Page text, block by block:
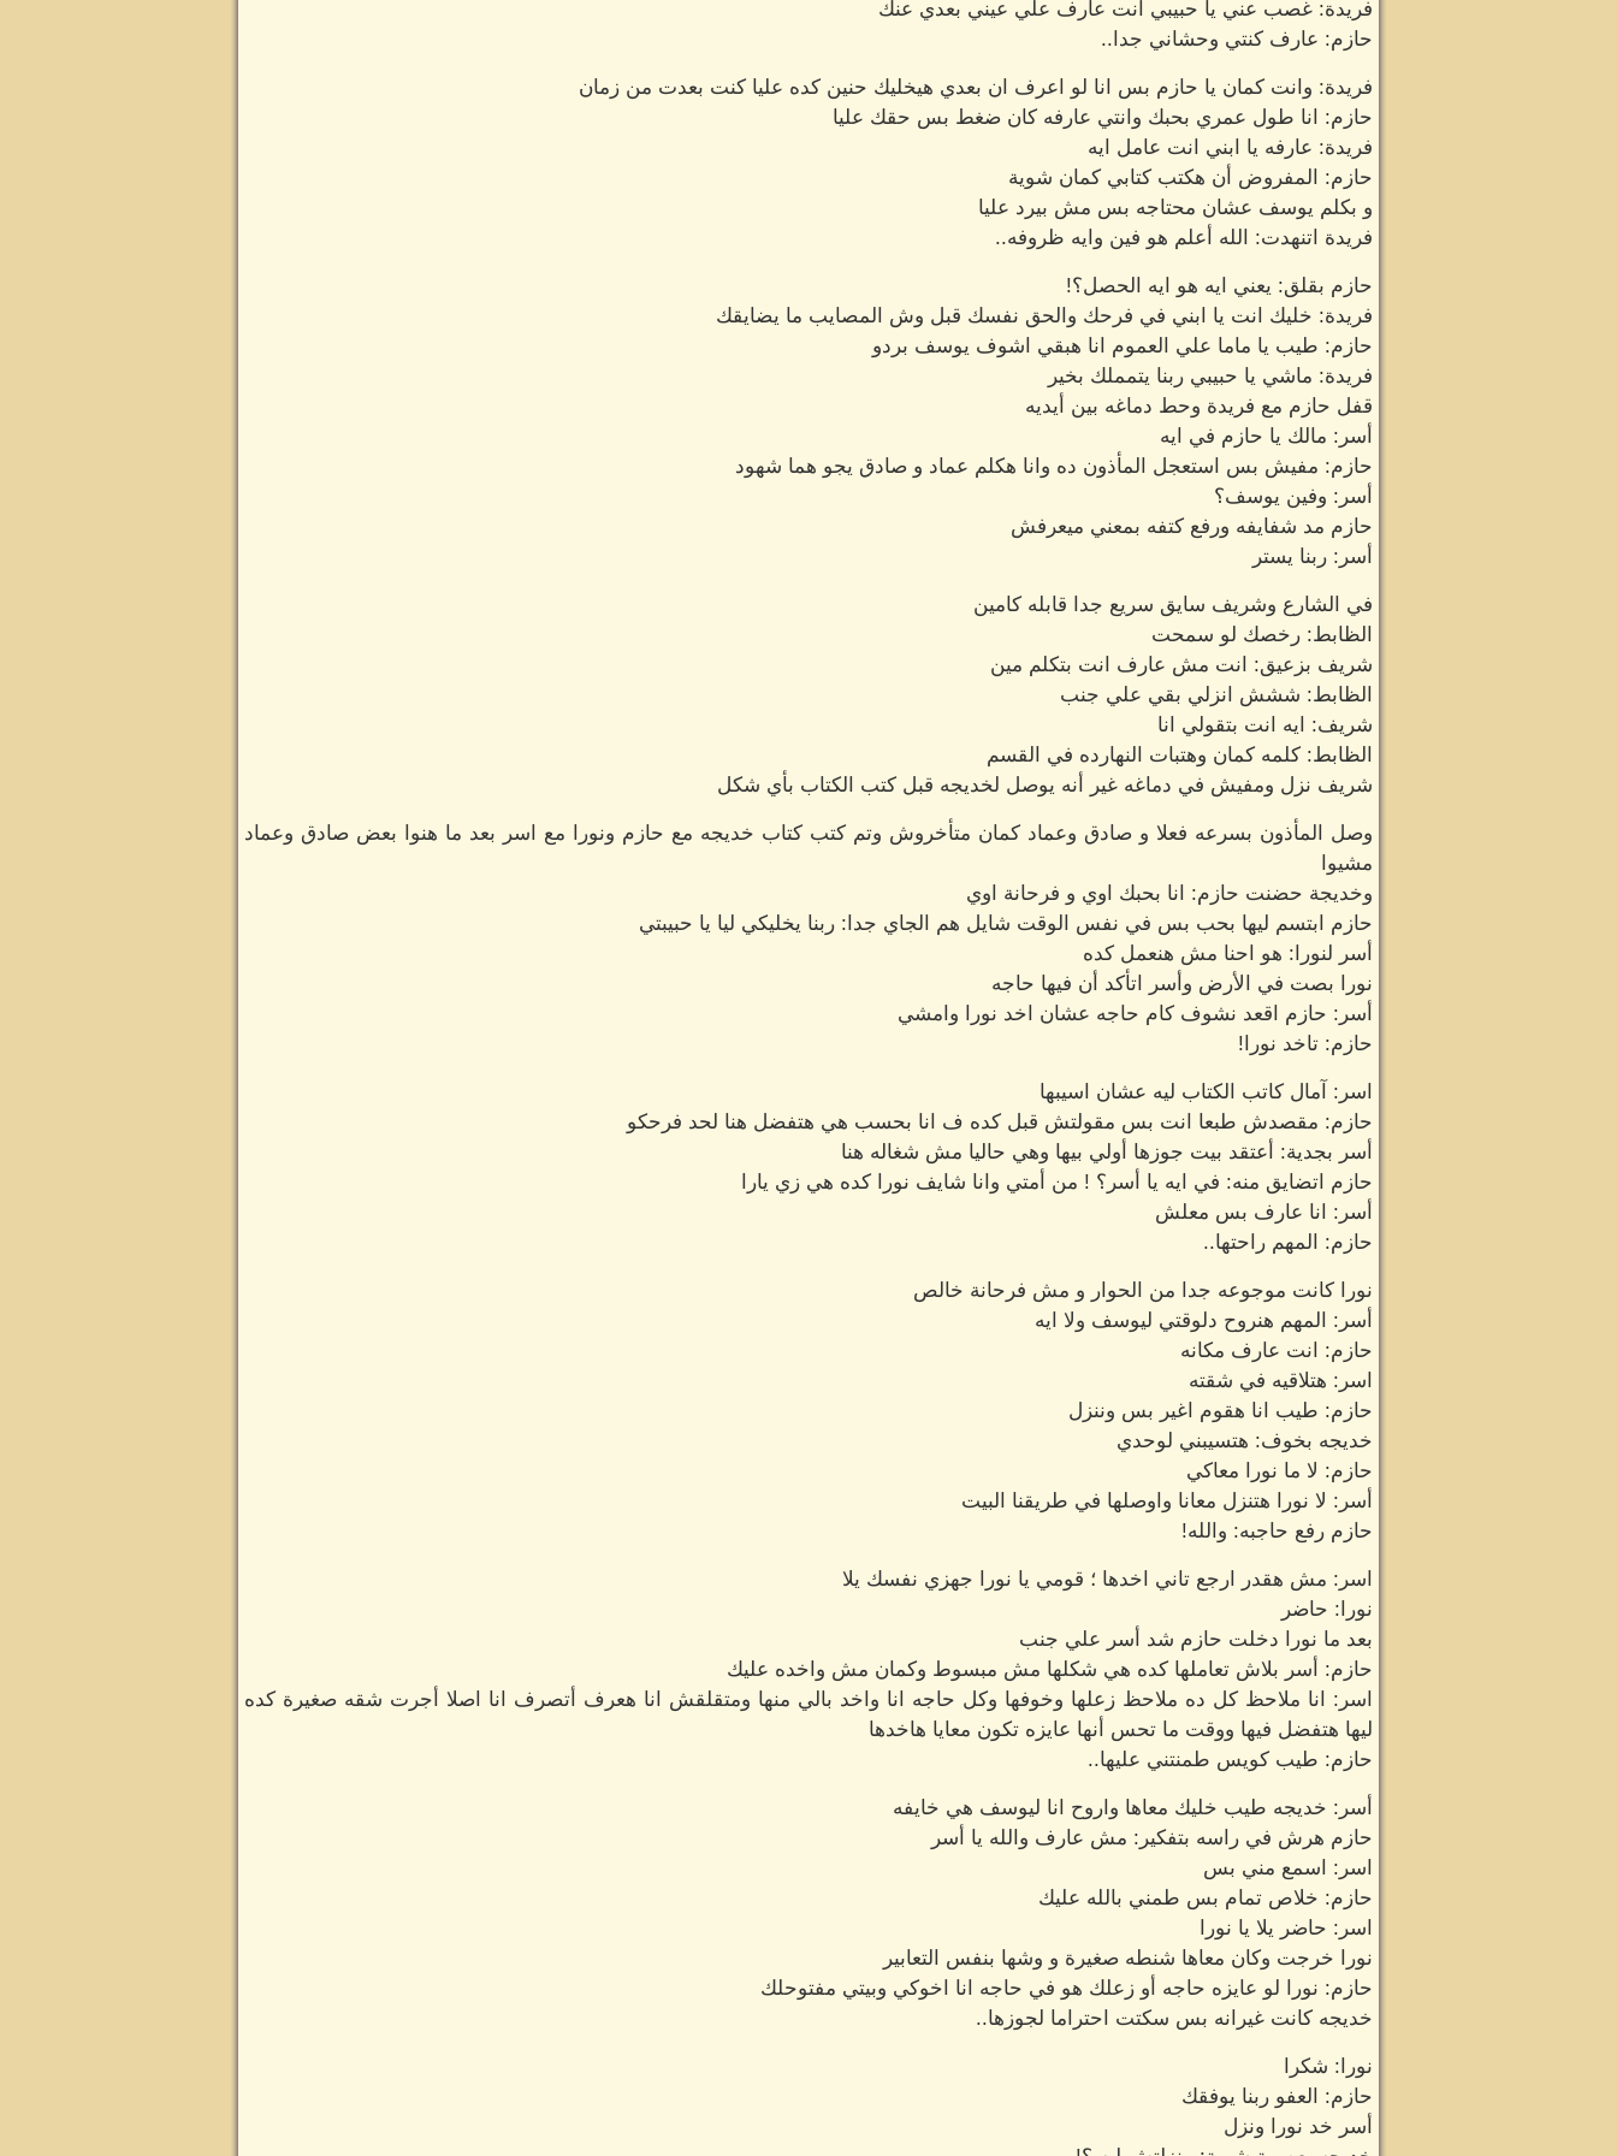
فريدة: غصب عني يا حبيبي انت عارف علي عيني بعدي عنك
حازم: عارف كنتي وحشاني جدا..
فريدة: وانت كمان يا حازم بس انا لو اعرف ان بعدي هيخليك حنين كده عليا كنت بعدت من زمان
حازم: انا طول عمري بحبك وانتي عارفه كان ضغط بس حقك عليا
فريدة: عارفه يا ابني انت عامل ايه
حازم: المفروض أن هكتب كتابي كمان شوية
و بكلم يوسف عشان محتاجه بس مش بيرد عليا
فريدة اتنهدت: الله أعلم هو فين وايه ظروفه..
حازم بقلق: يعني ايه هو ايه الحصل؟!
فريدة: خليك انت يا ابني في فرحك والحق نفسك قبل وش المصايب ما يضايقك
حازم: طيب يا ماما علي العموم انا هبقي اشوف يوسف بردو
فريدة: ماشي يا حبيبي ربنا يتمملك بخير
قفل حازم مع فريدة وحط دماغه بين أيديه
أسر: مالك يا حازم في ايه
حازم: مفيش بس استعجل المأذون ده وانا هكلم عماد و صادق يجو هما شهود
أسر: وفين يوسف؟
حازم مد شفايفه ورفع كتفه بمعني ميعرفش
أسر: ربنا يستر
في الشارع وشريف سايق سريع جدا قابله كامين
الظابط: رخصك لو سمحت
شريف بزعيق: انت مش عارف انت بتكلم مين
الظابط: ششش انزلي بقي علي جنب
شريف: ايه انت بتقولي انا
الظابط: كلمه كمان وهتبات النهارده في القسم
شريف نزل ومفيش في دماغه غير أنه يوصل لخديجه قبل كتب الكتاب بأي شكل
وصل المأذون بسرعه فعلا و صادق وعماد كمان متأخروش وتم كتب كتاب خديجه مع حازم ونورا مع اسر بعد ما هنوا بعض صادق وعماد
مشيوا
وخديجة حضنت حازم: انا بحبك اوي و فرحانة اوي
حازم ابتسم ليها بحب بس في نفس الوقت شايل هم الجاي جدا: ربنا يخليكي ليا يا حبيبتي
أسر لنورا: هو احنا مش هنعمل كده
نورا بصت في الأرض وأسر اتأكد أن فيها حاجه
أسر: حازم اقعد نشوف كام حاجه عشان اخد نورا وامشي
حازم: تاخد نورا!
اسر: آمال كاتب الكتاب ليه عشان اسيبها
حازم: مقصدش طبعا انت بس مقولتش قبل كده ف انا بحسب هي هتفضل هنا لحد فرحكو
أسر بجدية: أعتقد بيت جوزها أولي بيها وهي حاليا مش شغاله هنا
حازم اتضايق منه: في ايه يا أسر؟ ! من أمتي وانا شايف نورا كده هي زي يارا
أسر: انا عارف بس معلش
حازم: المهم راحتها..
نورا كانت موجوعه جدا من الحوار و مش فرحانة خالص
أسر: المهم هنروح دلوقتي ليوسف ولا ايه
حازم: انت عارف مكانه
اسر: هتلاقيه في شقته
حازم: طيب انا هقوم اغير بس وننزل
خديجه بخوف: هتسيبني لوحدي
حازم: لا ما نورا معاكي
أسر: لا نورا هتنزل معانا واوصلها في طريقنا البيت
حازم رفع حاجبه: والله!
اسر: مش هقدر ارجع تاني اخدها ؛ قومي يا نورا جهزي نفسك يلا
نورا: حاضر
بعد ما نورا دخلت حازم شد أسر علي جنب
حازم: أسر بلاش تعاملها كده هي شكلها مش مبسوط وكمان مش واخده عليك
اسر: انا ملاحظ كل ده ملاحظ زعلها وخوفها وكل حاجه انا واخد بالي منها ومتقلقش انا هعرف أتصرف انا اصلا أجرت شقه صغيرة كده
ليها هتفضل فيها ووقت ما تحس أنها عايزه تكون معايا هاخدها
حازم: طيب كويس طمنتني عليها..
أسر: خديجه طيب خليك معاها واروح انا ليوسف هي خايفه
حازم هرش في راسه بتفكير: مش عارف والله يا أسر
اسر: اسمع مني بس
حازم: خلاص تمام بس طمني بالله عليك
اسر: حاضر يلا يا نورا
نورا خرجت وكان معاها شنطه صغيرة و وشها بنفس التعابير
حازم: نورا لو عايزه حاجه أو زعلك هو في حاجه انا اخوكي وبيتي مفتوحلك
خديجه كانت غيرانه بس سكتت احتراما لجوزها..
نورا: شكرا
حازم: العفو ربنا يوفقك
أسر خد نورا ونزل